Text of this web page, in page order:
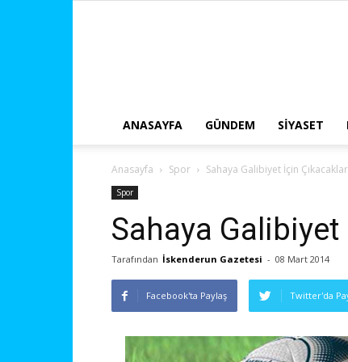
ANASAYFA GÜNDEM SIYASET
Anasayfa Spor Sahaya Galibiyet İçin
Spor
Sahaya Galibiyet
Tarafından İskenderun Gazetesi - 08 Mart 2014
Facebook'ta Paylaş Twitter'da